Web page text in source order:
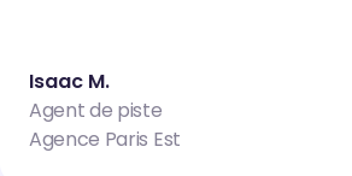
Isaac M.
Agent de piste
Agence Paris Est